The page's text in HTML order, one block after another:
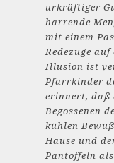
urkräftiger
harrende
mit einem
Redezuge
Illusion ist
Pfarrkinder
erinnert, daß
Begossenen
kühlen
Hause und
Pantoffeln